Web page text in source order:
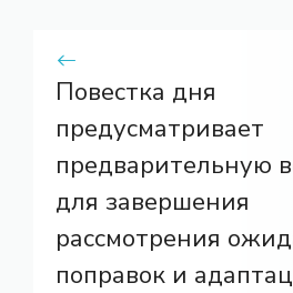
Повестка дня
предусматривает
предварительную
для завершения
рассмотрения
поправок и